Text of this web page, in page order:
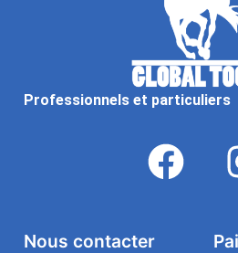
Professionnels et particuliers
Nous contacter